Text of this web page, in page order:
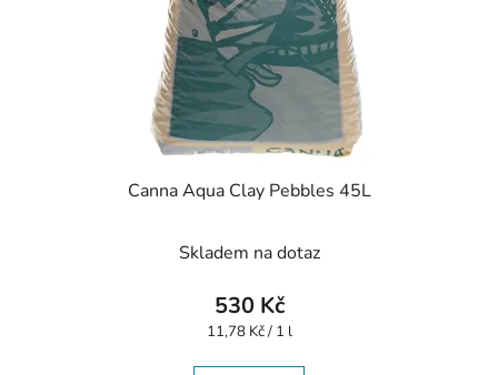
Canna Aqua Clay Pebbles 45L
Skladem na dotaz
530 Kč
Měrná
11,78 Kč / 1 l